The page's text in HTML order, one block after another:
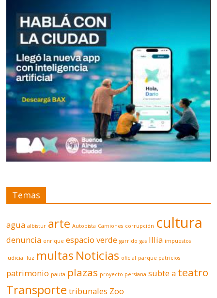
Temas
agua albistur arte Autopista Camiones corrupción cultura
denuncia enrique espacio verde garrido gas Illia impuestos
judicial luz multas Noticias oficial parque patricios
patrimonio pauta plazas proyecto persiana subte a teatro
Transporte tribunales Zoo